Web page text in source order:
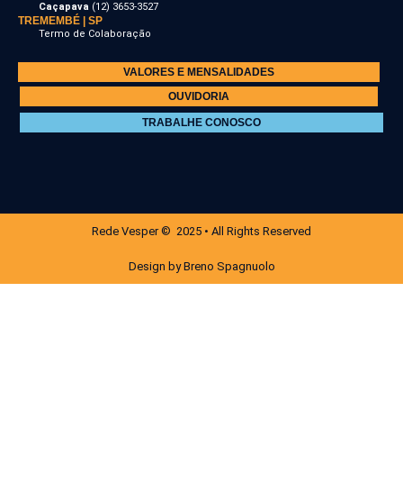
Caçapava (12) 3653-3527
TREMEMBÉ | SP
Termo de Colaboração
VALORES E MENSALIDADES
OUVIDORIA
TRABALHE CONOSCO
Rede Vesper © 2025 • All Rights Reserved
Design by Breno Spagnuolo